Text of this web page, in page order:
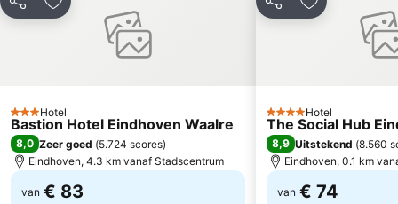
Delen Toevoegen aan favorieten
3 Sterren
Hotel
Bastion Hotel Eindhoven Waalre
8,0 Zeer goed (5.724 scores)
Eindhoven, 4.3 km vanaf Stadscentrum
van € 83
Delen Toevoegen
4 SterrenHotel
The Social Hub
8,9 Uitstekend (8.560
Eindhoven, 0.1 km
van € 74